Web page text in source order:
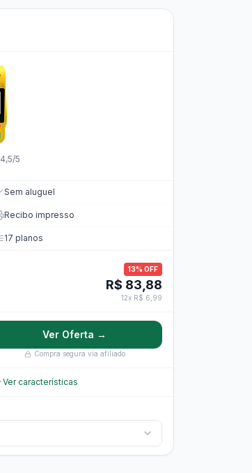
4,5/5
Sem aluguel
Recibo impresso
17 planos
13% OFF
R$ 83,88
12x R$ 6,99
Ver Oferta →
Compra segura via afiliado
Ver características